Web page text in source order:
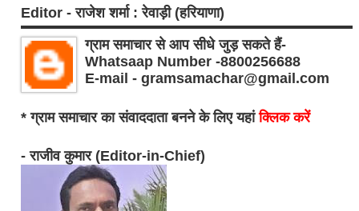
Editor - राजेश शर्मा : रेवाड़ी (हरियाणा)
ग्राम समाचार से आप सीधे जुड़ सकते हैं-
Whatsaap Number -8800256688
E-mail - gramsamachar@gmail.com
* ग्राम समाचार का संवाददाता बनने के लिए यहांक्लिक करें
- राजीव कुमार (Editor-in-Chief)